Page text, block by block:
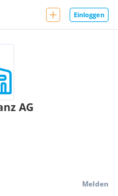
Einloggen
AG
Melden